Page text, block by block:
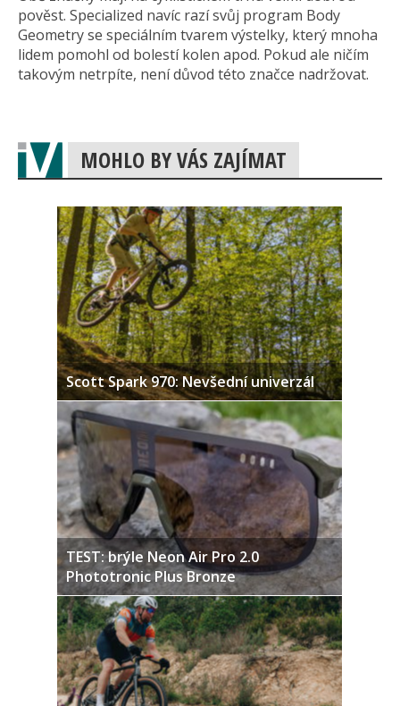
pověst. Specialized navíc razí svůj program Body
Geometry se speciálním tvarem výstelky, který mnoha
lidem pomohl od bolestí kolen apod. Pokud ale ničím
takovým netrpíte, není důvod této značce nadržovat.
MOHLO BY VÁS ZAJÍMAT
Scott Spark 970: Nevšední univerzál
TEST: brýle Neon Air Pro 2.0
Phototronic Plus Bronze